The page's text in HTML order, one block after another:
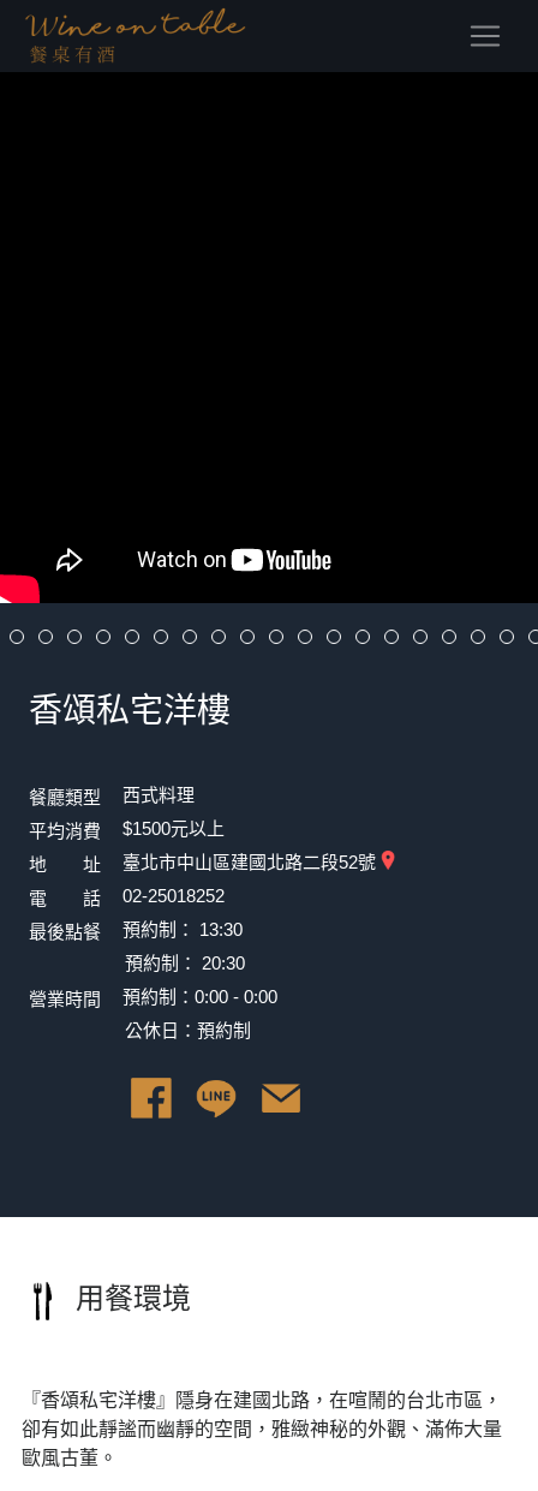
(current)
香頌私宅洋樓
餐廳類型
西式料理
平均消費
$1500元以上
地 址
臺北市中山區建國北路二段52號
電 話
02-25018252
最後點餐
預約制： 13:30
預約制： 20:30
營業時間
預約制：0:00 - 0:00
公休日：預約制
用餐環境
『香頌私宅洋樓』隱身在建國北路，在喧鬧的台北市區，
卻有如此靜謐而幽靜的空間，雅緻神秘的外觀、滿佈大量
歐風古董。